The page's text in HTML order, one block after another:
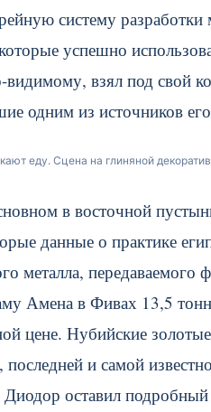
систему
успешно
взял под свой
одним из источников
еду. Сцена на глиняной
в восточной
данные о практике
металла,
Амена в Фивах 13,5
цене. Нубийские
и самой
оставил